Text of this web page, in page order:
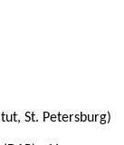
St. Petersburg)